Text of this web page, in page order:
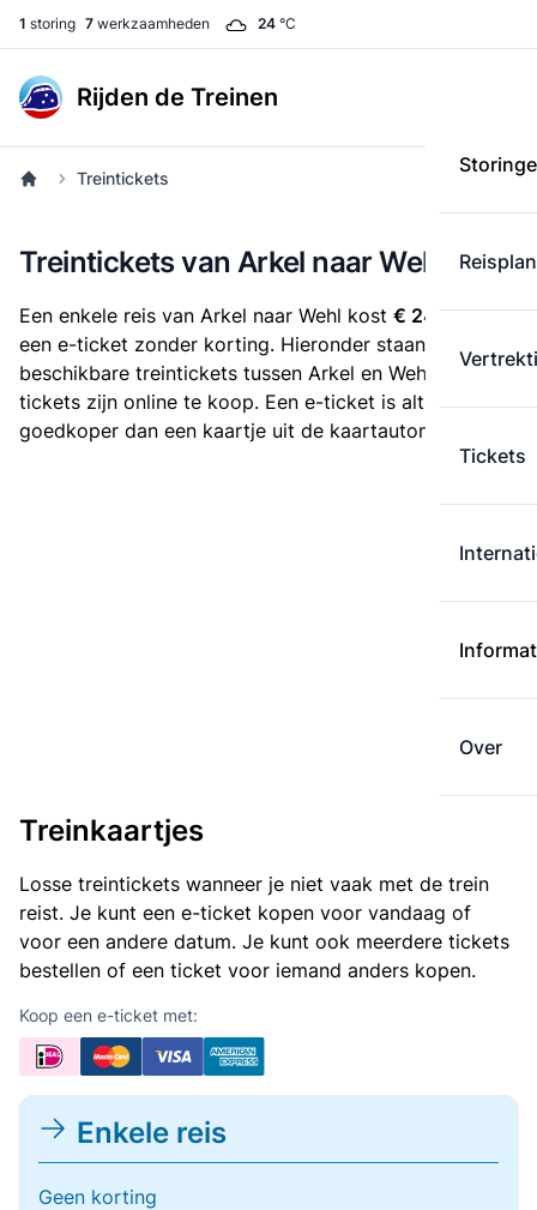
1 storing 7 werkzaamheden 24 °C
Rijden de Treinen
Tickets
Over
Treintickets
Treintickets van Arkel naar Wehl
Een enkele reis van Arkel naar Wehl kost € 24,77voor
een e-ticket zonder korting. Hieronder staan alle
beschikbare treintickets tussen Arkel en Wehl. Deze
tickets zijn online te koop. Een e-ticket is altijd
goedkoper dan een kaartje uit de kaartautomaat.
Treinkaartjes
Losse treintickets wanneer je niet vaak met de trein
reist. Je kunt een e-ticket kopen voor vandaag of
voor een andere datum. Je kunt ook meerdere tickets
bestellen of een ticket voor iemand anders kopen.
Koop een e-ticket met:
Enkele reis
Geen korting